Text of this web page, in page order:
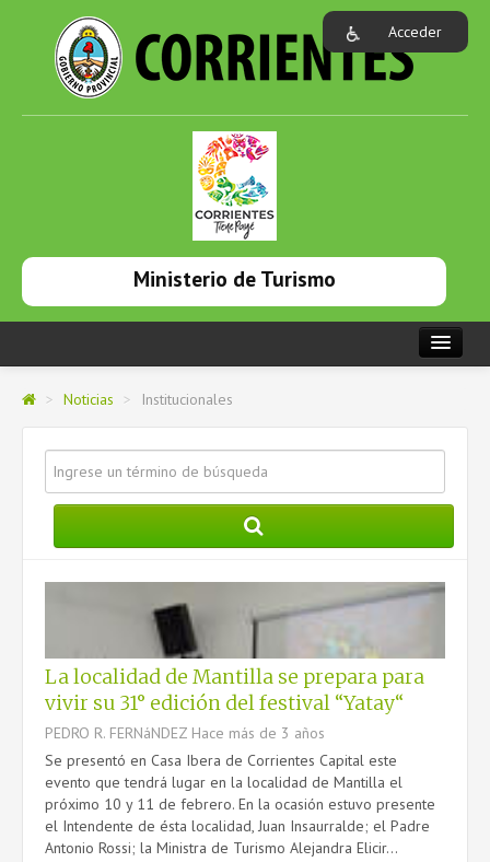
Acceder
Ministerio de Turismo
NOTICIAS
PRESTACIONES
DATOS ÚTILES
CONTACTO
> Noticias > Institucionales
La localidad de Mantilla se prepara para
vivir su 31° edición del festival “Yatay“
PEDRO R. FERNáNDEZ Hace más de 3 años
Se presentó en Casa Ibera de Corrientes Capital este
evento que tendrá lugar en la localidad de Mantilla el
próximo 10 y 11 de febrero. En la ocasión estuvo presente
el Intendente de ésta localidad, Juan Insaurralde; el Padre
Antonio Rossi; la Ministra de Turismo Alejandra Elicir...